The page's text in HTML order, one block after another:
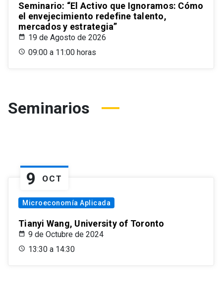
Seminario: “El Activo que Ignoramos: Cómo
el envejecimiento redefine talento,
mercados y estrategia”
19 de Agosto de 2026
09:00 a 11:00 horas
Seminarios
9 OCT
Microeconomía Aplicada
Tianyi Wang, University of Toronto
9 de Octubre de 2024
13:30 a 14:30